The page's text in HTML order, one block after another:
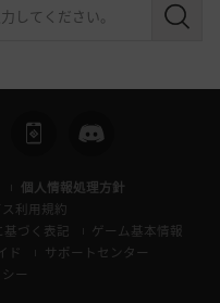
検
個人情報処理方針
ス利用規約
基づく表記
ゲーム基本情報
ド
サポートセンター
ー